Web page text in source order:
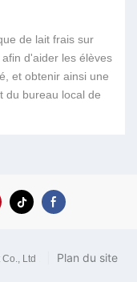
de lait frais sur
d'aider les élèves
et obtenir ainsi une
du bureau local de
Ltd Plan du site